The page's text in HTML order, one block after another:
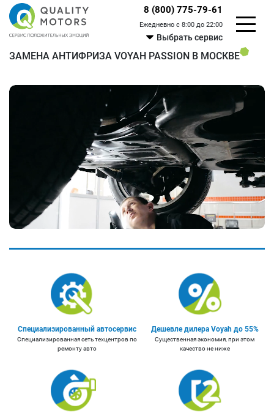
8 (800) 775-79-61
Ежедневно с 8:00 до 22:00
Выбрать сервис
ЗАМЕНА АНТИФРИЗА VOYAH PASSION В МОСКВЕ
Специализированный автосервис
Специализированная сеть техцентров по
ремонту авто
Дешевле дилера Voyah до 55%
Существенная экономия, при этом
качество не ниже